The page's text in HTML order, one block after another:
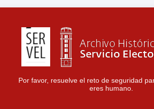
Por favor, resuelve el reto de seguridad
eres humano.